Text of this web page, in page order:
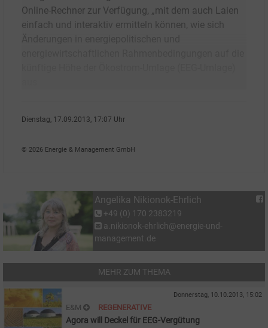
Online-Rechner zur Verfügung, „mit dem auch Laien
einfach und interaktiv ermitteln können, wie sich
Dienstag, 17.09.2013, 17:07 Uhr
© 2026 Energie & Management GmbH
Angelika Nikionok-Ehrlich
+49 (0) 170 2383219
a.nikionok-ehrlich@energie-und-
management.de
MEHR ZUM THEMA
Donnerstag, 10.10.2013, 15:02
E&M REGENERATIVE
Agora will Deckel für EEG-Vergütung